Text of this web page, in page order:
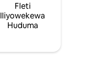
Fleti
Iliyowekewa
Huduma